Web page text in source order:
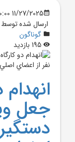
11/27/2025 12:00:00 AM
ارسال شده توسط
گوناگون
جعل